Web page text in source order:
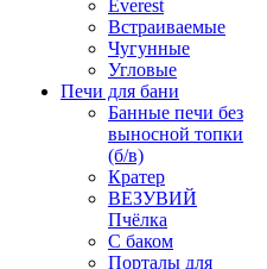
Everest
Встраиваемые
Чугунные
Угловые
Печи для бани
Банные печи без
выносной топки
(б/в)
Кратер
ВЕЗУВИЙ
Пчёлка
С баком
Порталы для